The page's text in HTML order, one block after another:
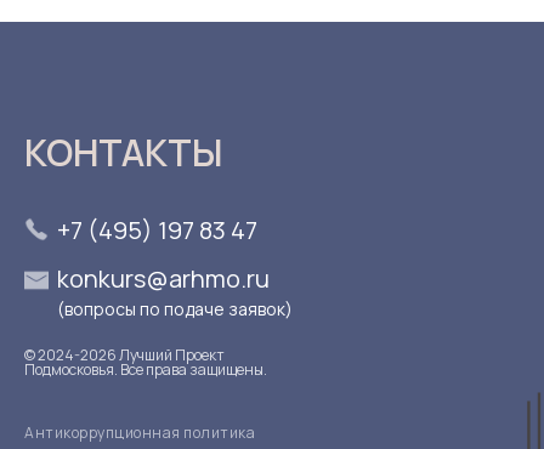
КОНТАКТЫ
+7 (495) 197 83 47
konkurs@arhmo.ru
(вопросы по подаче заявок)
© 2024-2026 Лучший Проект
Подмосковья. Все права защищены.
Антикоррупционная политика